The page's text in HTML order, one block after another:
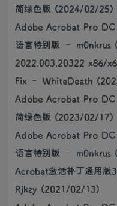
简绿色版 (2024/02/25)
Adobe Acrobat Pro
语言特别版 –
2022.003.20322 x86/
Fix – WhiteDeath
Adobe Acrobat Pro
简绿色版 (2023/02/17)
Adobe Acrobat Pro
语言特别版 –
Acrobat激活补丁通用
Rjkzy (2021/02/13)